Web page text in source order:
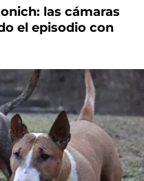
las cámaras
el episodio con